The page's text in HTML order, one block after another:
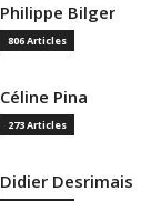
Philippe Bilger
806 Articles
Céline Pina
273 Articles
Didier Desrimais